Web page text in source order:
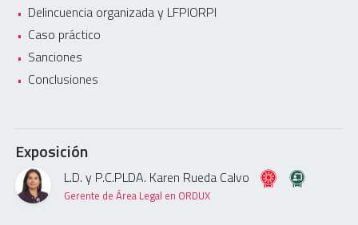
Delincuencia organizada y LFPIORPI
Caso práctico
Sanciones
Conclusiones
Exposición
L.D. y P.C.PLDA. Karen Rueda Calvo
Gerente de Área Legal en ORDUX